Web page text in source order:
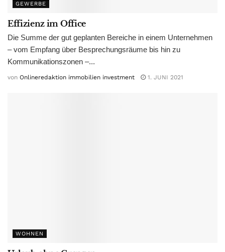
GEWERBE
Effizienz im Office
Die Summe der gut geplanten Bereiche in einem Unternehmen
– vom Empfang über Besprechungsräume bis hin zu
Kommunikationszonen –...
von Onlineredaktion immobilien investment 1. JUNI 2021
WOHNEN